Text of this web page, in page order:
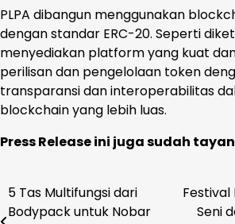
PLPA dibangun menggunakan
dengan standar ERC-20. Seperti
menyediakan platform yang kuat
perilisan dan pengelolaan token
transparansi dan interoperabilitas
blockchain yang lebih luas.
Press Release ini juga sudah
Navigasi
5 Tas Multifungsi dari
Bodypack untuk Nobar
Seni